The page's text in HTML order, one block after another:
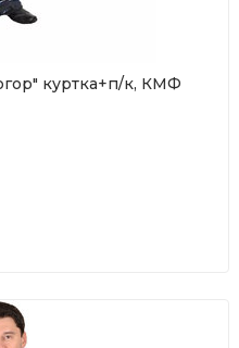
куртка+п/к, КМФ